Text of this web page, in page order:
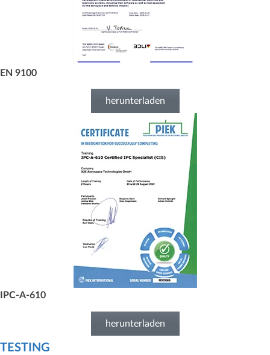
EN 9100
herunterladen
IPC-A-610
herunterladen
TESTING